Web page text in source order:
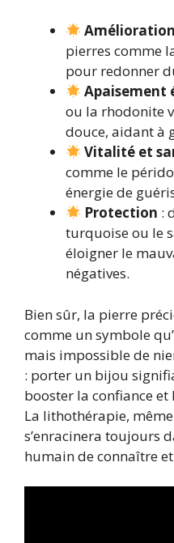
pierres comme
pour redonner
Apaisement
ou la rhodonite
douce, aidant à
Vitalité et
comme le
énergie de
Protection :
turquoise ou le
éloigner le
négatives.
Bien sûr, la pierre
comme un symbole
mais impossible de
: porter un bijou
booster la confiance et
La lithothérapie,
s’enracinera toujours
humain de connaître